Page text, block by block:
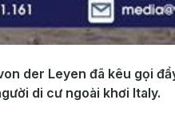
der Leyen đã kêu gọi
di cư ngoài khơi Italy.